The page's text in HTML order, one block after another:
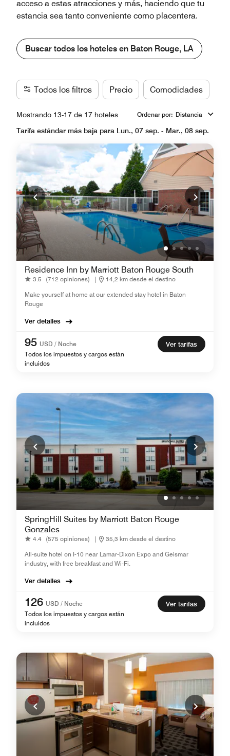
acceso a estas atracciones y más, haciendo que tu
estancia sea tanto conveniente como placentera.
Buscar todos los hoteles en Baton Rouge, LA
Todos los filtros Precio Comodidades
Mostrando 13-17 de 17 hoteles Ordenar por: Distancia
Tarifa estándar más baja para Lun., 07 sep. - Mar., 08 sep.
Residence Inn by Marriott Baton Rouge South
3.5 (712 opiniones) |
14,2 km desde el destino
Make yourself at home at our extended stay hotel in Baton
Rouge
Ver detalles
95 USD / Noche
Todos los impuestos y cargos están
incluidos
Ver tarifas
SpringHill Suites by Marriott Baton Rouge
Gonzales
4.4 (575 opiniones) |
35,3 km desde el destino
All-suite hotel on I-10 near Lamar-Dixon Expo and Geismar
industry, with free breakfast and Wi-Fi.
Ver detalles
126 USD / Noche
Todos los impuestos y cargos están
incluidos
Ver tarifas